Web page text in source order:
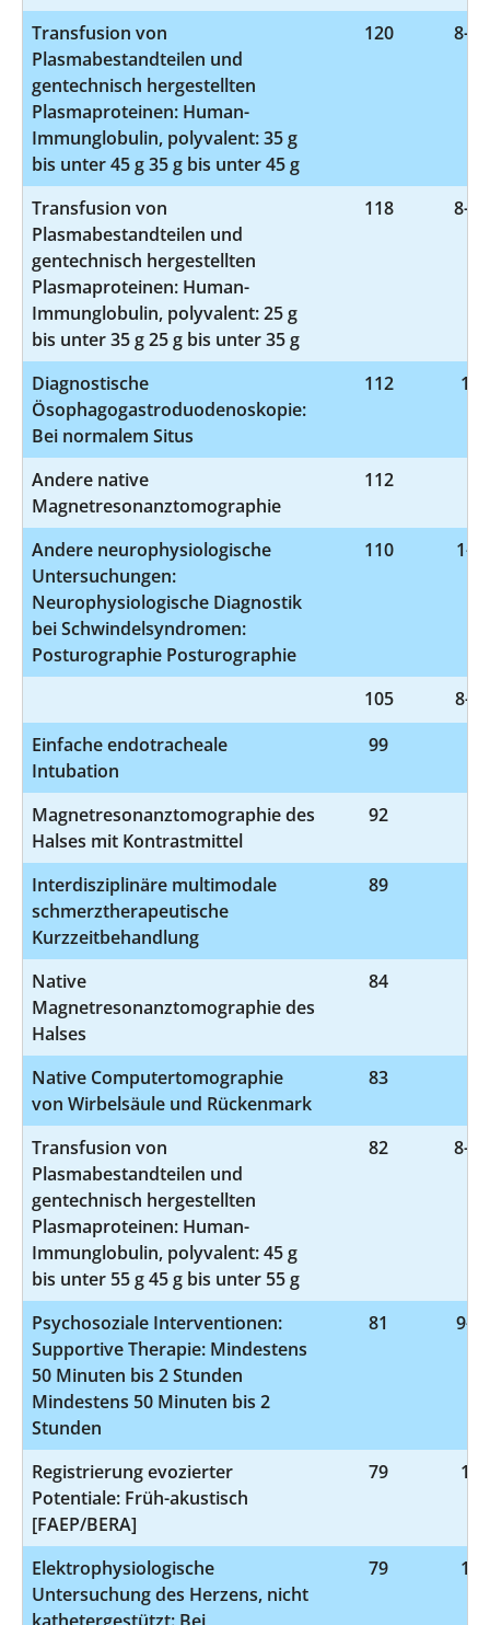
Transfusion von
Plasmabestandteilen und
gentechnisch hergestellten
Plasmaproteinen: Human-
Immunglobulin, polyvalent: 35 g
bis unter 45 g 35 g bis unter 45 g
120 8-
Transfusion von
Plasmabestandteilen und
gentechnisch hergestellten
Plasmaproteinen: Human-
Immunglobulin, polyvalent: 25 g
bis unter 35 g 25 g bis unter 35 g
118 8-
Diagnostische
Ösophagogastroduodenoskopie:
Bei normalem Situs
112 1-
Andere native
Magnetresonanztomographie
112
Andere neurophysiologische
Untersuchungen:
Neurophysiologische Diagnostik
bei Schwindelsyndromen:
Posturographie Posturographie
110 1-
105
8-
Einfache endotracheale
Intubation
99
Magnetresonanztomographie des
Halses mit Kontrastmittel
92
Interdisziplinäre multimodale
schmerztherapeutische
Kurzzeitbehandlung
89
Native
Magnetresonanztomographie des
Halses
84
Native Computertomographie
von Wirbelsäule und Rückenmark
83
Transfusion von
Plasmabestandteilen und
gentechnisch hergestellten
Plasmaproteinen: Human-
Immunglobulin, polyvalent: 45 g
bis unter 55 g 45 g bis unter 55 g
82 8-
Psychosoziale Interventionen:
Supportive Therapie: Mindestens
50 Minuten bis 2 Stunden
Mindestens 50 Minuten bis 2
Stunden
81 9-
Registrierung evozierter
Potentiale: Früh-akustisch
[FAEP/BERA]
79 1-
Elektrophysiologische
Untersuchung des Herzens, nicht
79 1-